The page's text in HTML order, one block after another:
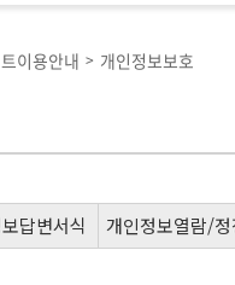
이용안내 > 개인정보보호
답변서식 개인정보열람/정